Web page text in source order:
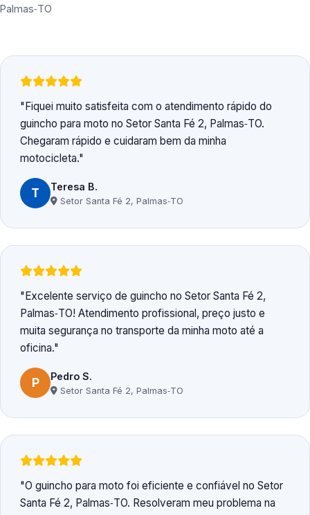
Palmas‑TO
Fiquei muito satisfeita com o atendimento rápido do
guincho para moto no Setor Santa Fé 2, Palmas‑TO.
Chegaram rápido e cuidaram bem da minha
motocicleta.
T Teresa B.
Setor Santa Fé 2, Palmas‑TO
Excelente serviço de guincho no Setor Santa Fé 2,
Palmas‑TO! Atendimento profissional, preço justo e
muita segurança no transporte da minha moto até a
oficina.
P Pedro S.
Setor Santa Fé 2, Palmas‑TO
O guincho para moto foi eficiente e confiável no Setor
Santa Fé 2, Palmas‑TO. Resolveram meu problema na